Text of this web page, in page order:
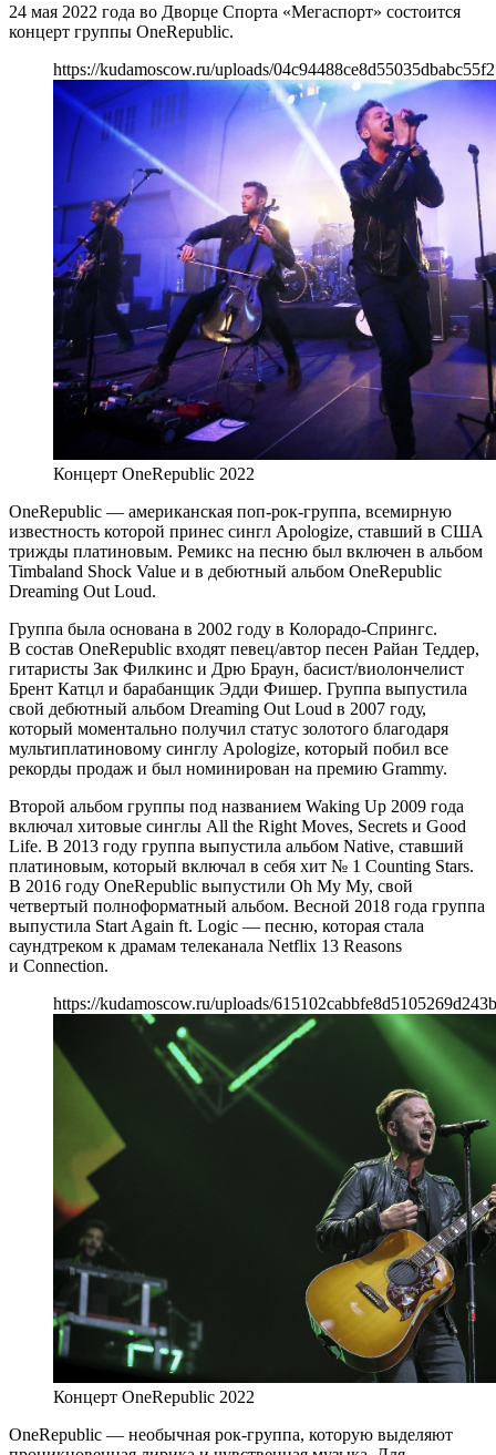
24 мая 2022 года во Дворце Спорта «Мегаспорт» состоится
концерт группы OneRepublic.
https://kudamoscow.ru/uploads/
Концерт OneRepublic 2022
OneRepublic — американская поп-рок-группа, всемирную
известность которой принес сингл Apologize, ставший в США
трижды платиновым. Ремикс на песню был включен в альбом
Timbaland Shock Value и в дебютный альбом OneRepublic
Dreaming Out Loud.
Группа была основана в 2002 году в Колорадо-Спрингс.
В состав OneRepublic входят певец/автор песен Райан Теддер,
гитаристы Зак Филкинс и Дрю Браун, басист/виолончелист
Брент Катцл и барабанщик Эдди Фишер. Группа выпустила
свой дебютный альбом Dreaming Out Loud в 2007 году,
который моментально получил статус золотого благодаря
мультиплатиновому синглу Apologize, который побил все
рекорды продаж и был номинирован на премию Grammy.
Второй альбом группы под названием Waking Up 2009 года
включал хитовые синглы All the Right Moves, Secrets и Good
Life. В 2013 году группа выпустила альбом Native, ставший
платиновым, который включал в себя хит № 1 Counting Stars.
В 2016 году OneRepublic выпустили Oh My My, свой
четвертый полноформатный альбом. Весной 2018 года группа
выпустила Start Again ft. Logic — песню, которая стала
саундтреком к драмам телеканала Netflix 13 Reasons
и Connection.
https://kudamoscow.ru/uploads/
Концерт OneRepublic 2022
OneRepublic — необычная рок-группа, которую выделяют